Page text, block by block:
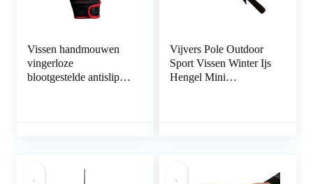
Vissen handmouwen
vingerloze
blootgestelde antislip
Vijvers Pole Outdoor
Sport Vissen Winter Ijs
Hengel Mini